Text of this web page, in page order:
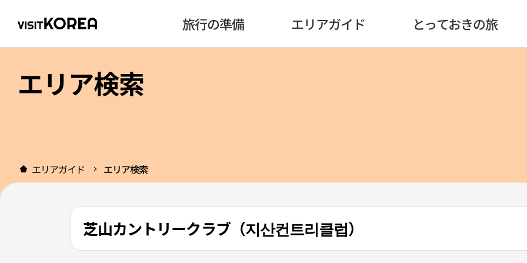
旅行の準備 エリアガイド とっておきの旅
エリア検索
エリアガイド エリア検索
芝山カントリークラブ（지산컨트리클럽）